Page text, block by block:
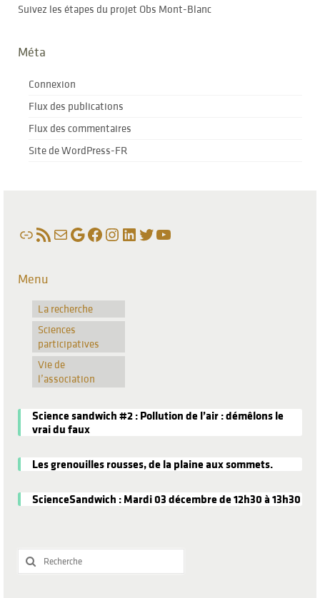
Suivez les étapes du projet Obs Mont-Blanc
Méta
Connexion
Flux des publications
Flux des commentaires
Site de WordPress-FR
LienFlux RSSE-mailGoogle
Facebook
Instagram
LinkedIn
Twitter
YouTube
Menu
La recherche
Sciences
participatives
Vie de
l’association
Science sandwich #2 : Pollution de l’air : démêlons le
vrai du faux
Les grenouilles rousses, de la plaine aux sommets.
ScienceSandwich : Mardi 03 décembre de 12h30 à 13h30
Rechercher